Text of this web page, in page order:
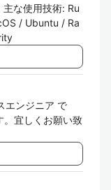
な使用技術: Ru
/ Ubuntu / Ra
エンジニア で
。宜しくお願い致